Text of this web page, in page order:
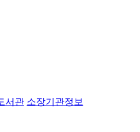
서관 소장기관정보